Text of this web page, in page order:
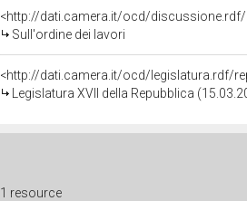
<http://dati.camera.it/ocd/discussione.rdf/
Sull'ordine dei lavori
<http://dati.camera.it/ocd/legislatura.rdf/
Legislatura XVII della Repubblica
1 resource